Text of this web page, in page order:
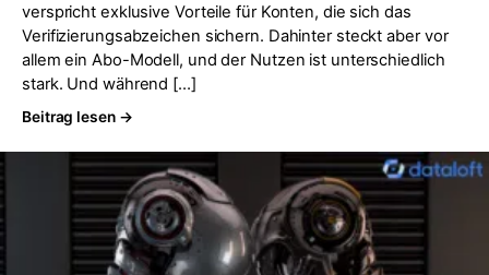
verspricht exklusive Vorteile für Konten, die sich das
Verifizierungsabzeichen sichern. Dahinter steckt aber vor
allem ein Abo-Modell, und der Nutzen ist unterschiedlich
stark. Und während […]
Beitrag lesen →